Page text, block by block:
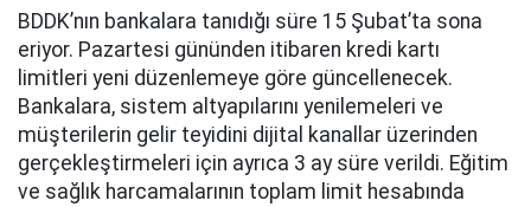
BDDK’nın bankalara tanıdığı süre 15 Şubat’ta sona
eriyor. Pazartesi gününden itibaren kredi kartı
limitleri yeni düzenlemeye göre güncellenecek.
Bankalara, sistem altyapılarını yenilemeleri ve
müşterilerin gelir teyidini dijital kanallar üzerinden
gerçekleştirmeleri için ayrıca 3 ay süre verildi. Eğitim
ve sağlık harcamalarının toplam limit hesabında